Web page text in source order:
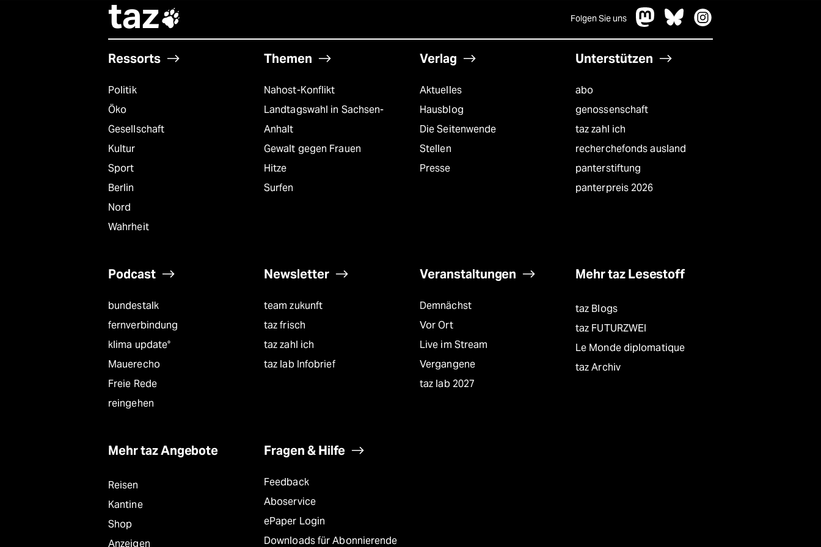
taz Folgen Sie uns
Ressorts
Politik
Öko
Gesellschaft
Kultur
Sport
Berlin
Nord
Wahrheit
Themen
Nahost-Konflikt
Landtagswahl in Sachsen-
Anhalt
Gewalt gegen Frauen
Hitze
Surfen
Verlag
Aktuelles
Hausblog
Die Seitenwende
Stellen
Presse
Unterstützen
abo
genossenschaft
taz zahl ich
recherchefonds ausland
panterstiftung
panterpreis 2026
Podcast
bundestalk
fernverbindung
klima update°
Mauerecho
Freie Rede
reingehen
Newsletter
team zukunft
taz frisch
taz zahl ich
taz lab Infobrief
Veranstaltungen
Demnächst
Vor Ort
Live im Stream
Vergangene
taz lab 2027
Mehr taz Lesestoff
taz Blogs
taz FUTURZWEI
Le Monde diplomatique
taz Archiv
Mehr taz Angebote
Reisen
Kantine
Shop
Anzeigen
Fragen & Hilfe
Feedback
Aboservice
ePaper Login
Downloads für Abonnierende